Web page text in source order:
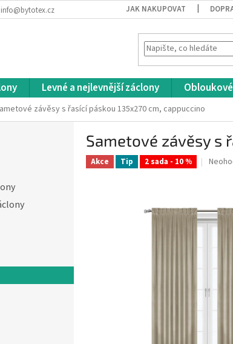
info@bytotex.cz JAK NAKUPOVAT
Levné a nejlevnější záclony
závěsy s řasící páskou 135x270 cm, cappuccino
Sametové závěsy s
Akce Tip 2 sada - 10 %
0,0
z